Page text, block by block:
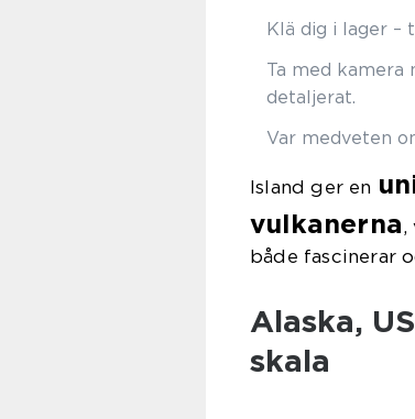
Klä dig i lager –
Ta med kamera
detaljerat.
Var medveten
Island ger en
vulkanerna,
både fascinerar
Alaska,
skala